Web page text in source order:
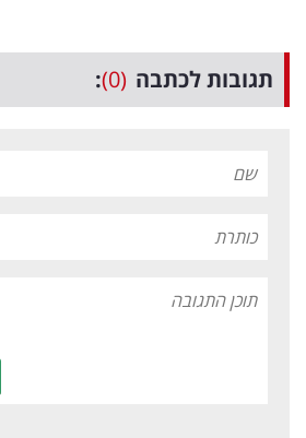
תגובות לכתבה (0)
: